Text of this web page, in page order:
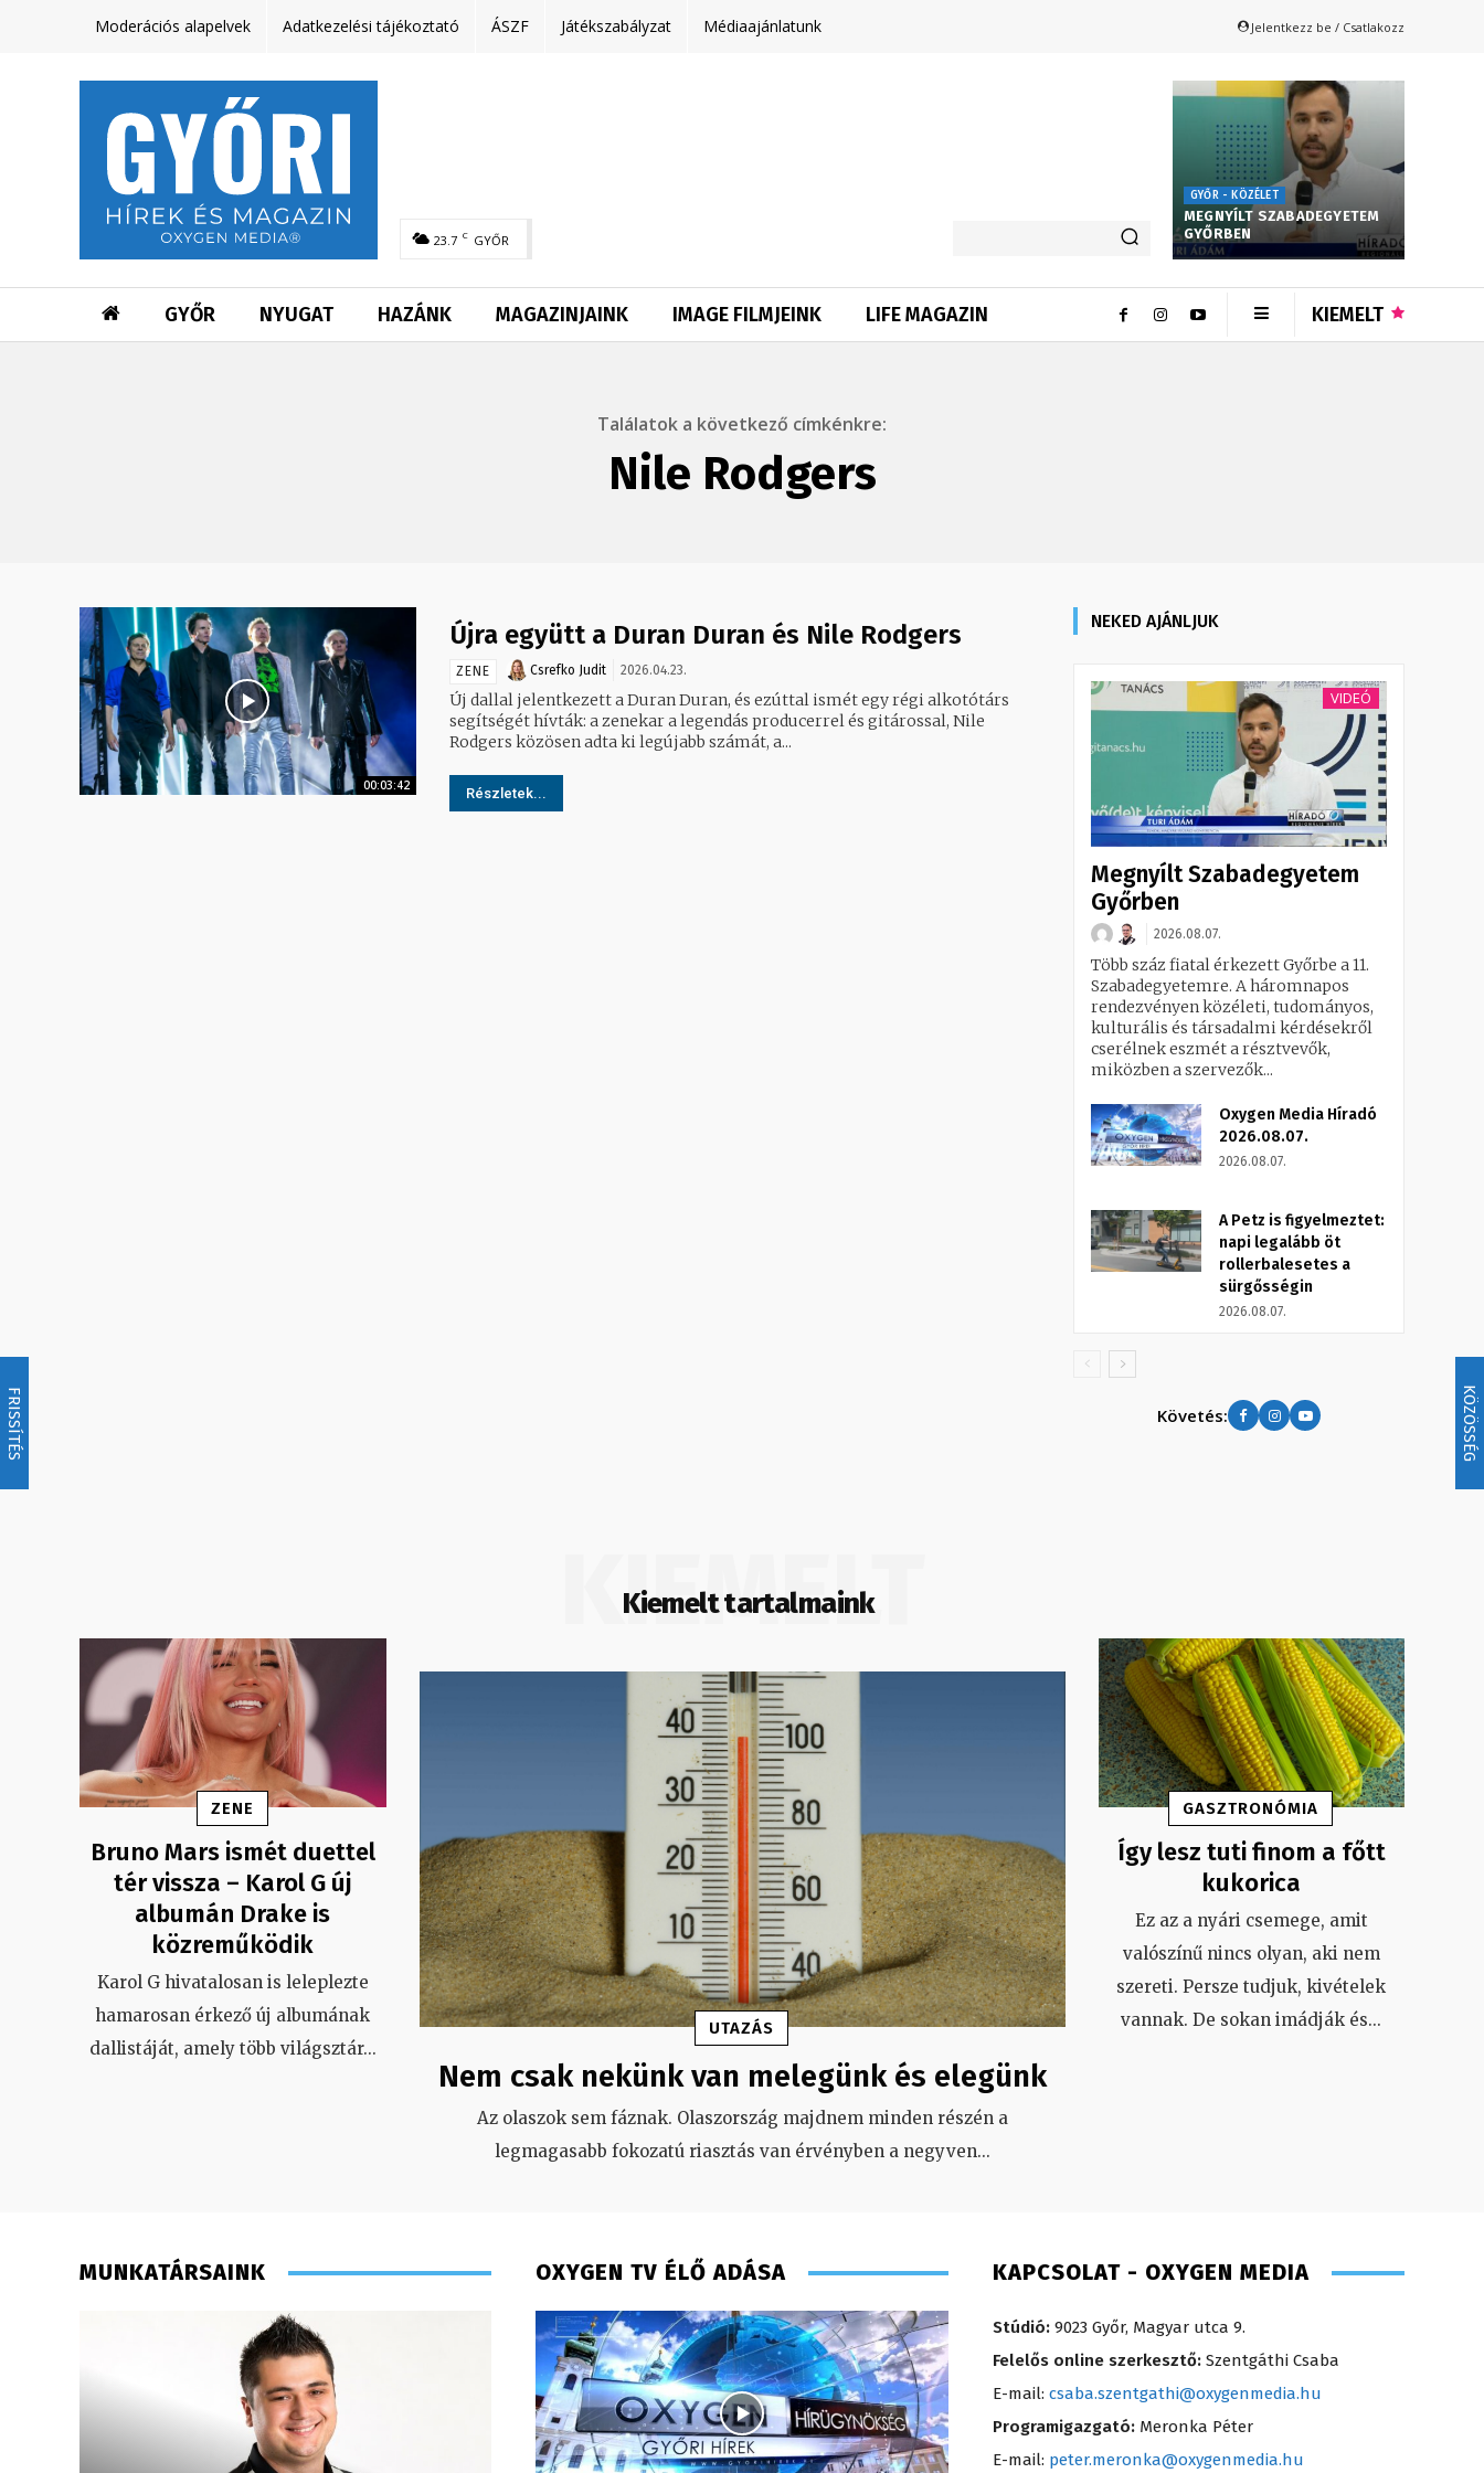
FRISSÍTÉS KÖZÖSSÉG
Moderációs alapelvek Adatkezelési tájékoztató ÁSZF Játékszabályzat Médiaajánlatunk Jelentkezz be / Csatlakozz
23.7 C GYŐR
GYŐR - KÖZÉLET
MEGNYÍLT SZABADEGYETEM
GYŐRBEN
GYŐR NYUGAT HAZÁNK MAGAZINJAINK IMAGE FILMJEINK LIFE MAGAZIN KIEMELT
Találatok a következő címkénkre:
Nile Rodgers
00:03:42
Újra együtt a Duran Duran és Nile Rodgers
ZENE Csrefko Judit 2026.04.23.
Új dallal jelentkezett a Duran Duran, és ezúttal ismét egy régi alkotótárs
segítségét hívták: a zenekar a legendás producerrel és gitárossal, Nile
Rodgers közösen adta ki legújabb számát, a...
Részletek...
NEKED AJÁNLJUK
VIDEÓ
Megnyílt Szabadegyetem
Győrben
2026.08.07.
Több száz fiatal érkezett Győrbe a 11.
Szabadegyetemre. A háromnapos
rendezvényen közéleti, tudományos,
kulturális és társadalmi kérdésekről
cserélnek eszmét a résztvevők,
miközben a szervezők...
Oxygen Media Híradó
2026.08.07.
2026.08.07.
A Petz is figyelmeztet:
napi legalább öt
rollerbalesetes a
sürgősségin
2026.08.07.
Követés:
Kiemelt tartalmaink
KIEMELT
ZENE
Bruno Mars ismét duettel
tér vissza – Karol G új
albumán Drake is
közreműködik
Karol G hivatalosan is leleplezte
hamarosan érkező új albumának
dallistáját, amely több világsztár...
UTAZÁS
Nem csak nekünk van melegünk és elegünk
Az olaszok sem fáznak. Olaszország majdnem minden részén a
legmagasabb fokozatú riasztás van érvényben a negyven...
GASZTRONÓMIA
Így lesz tuti finom a főtt
kukorica
Ez az a nyári csemege, amit
valószínű nincs olyan, aki nem
szereti. Persze tudjuk, kivételek
vannak. De sokan imádják és...
MUNKATÁRSAINK OXYGEN TV ÉLŐ ADÁSA KAPCSOLAT - OXYGEN MEDIA
Stúdió: 9023 Győr, Magyar utca 9.
Felelős online szerkesztő: Szentgáthi Csaba
E-mail: csaba.szentgathi@oxygenmedia.hu
Programigazgató: Meronka Péter
E-mail: peter.meronka@oxygenmedia.hu